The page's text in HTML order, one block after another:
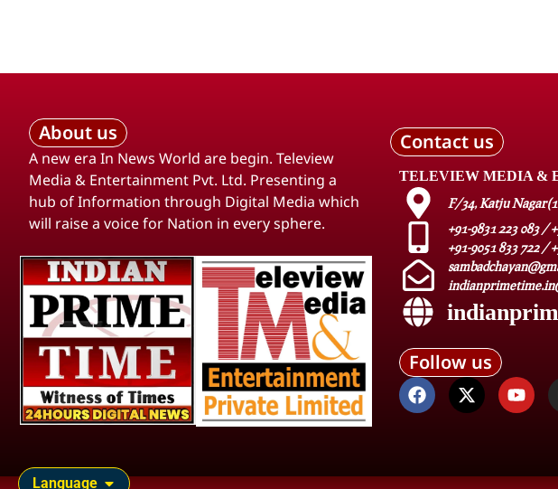
Language
About us
A new era In News World are begin. Teleview
Media & Entertainment Pvt. Ltd. Presenting a
hub of Information through Digital Media which
will raise a voice for Nation in every sphere.
Contact us
TELEVIEW MEDIA &
F/34, Katju
+91-9831 223 083 /
+91-9051 833 722 /
Follow us